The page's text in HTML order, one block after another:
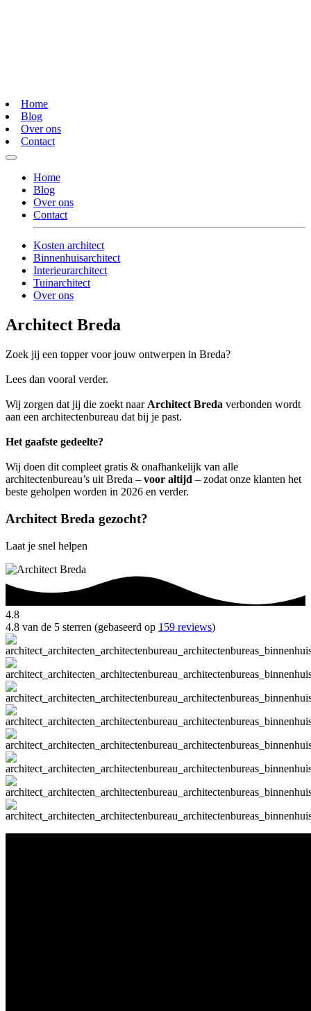
Home
Blog
Over ons
Contact
Home
Blog
Over ons
Contact
Kosten architect
Binnenhuisarchitect
Interieurarchitect
Tuinarchitect
Over ons
Architect Breda
Zoek jij een topper voor jouw ontwerpen in Breda?
Lees dan vooral verder.
Wij zorgen dat jij die zoekt naar Architect Breda verbonden wordt
aan een architectenbureau dat bij je past.
Het gaafste gedeelte?
Wij doen dit compleet gratis & onafhankelijk van alle
architectenbureau’s uit Breda – voor altijd – zodat onze klanten het
beste geholpen worden in 2026 en verder.
Architect Breda gezocht?
Laat je snel helpen
4.8
4.8 van de 5 sterren (gebaseerd op 159 reviews)